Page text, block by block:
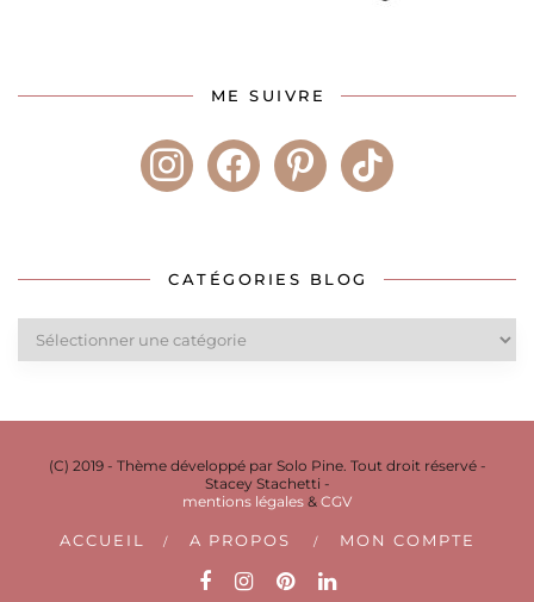
ME SUIVRE
instagramfacebookpinteresttiktok
CATÉGORIES BLOG
Catégories
blog
(C) 2019 - Thème développé par Solo Pine. Tout droit réservé -
Stacey Stachetti -
mentions légales & CGV
ACCUEIL A PROPOS MON COMPTE